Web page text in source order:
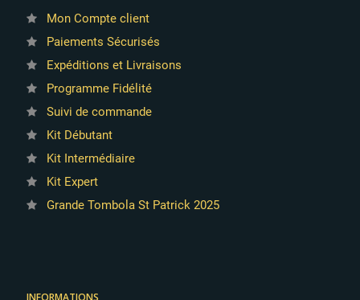
Mon Compte client
Paiements Sécurisés
Expéditions et Livraisons
Programme Fidélité
Suivi de commande
Kit Débutant
Kit Intermédiaire
Kit Expert
Grande Tombola St Patrick 2025